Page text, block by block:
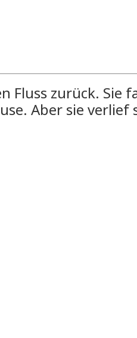
Fluss zurück. Sie
Aber sie verlief